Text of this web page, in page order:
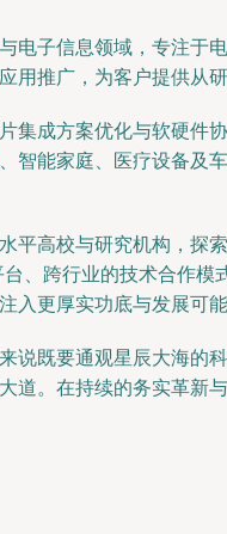
子信息领域，专注于
推广，为客户提供从
成方案优化与软硬件
能家庭、医疗设备及
高校与研究机构，探
、跨行业的技术合作
入更厚实功底与发展可能
既要通观星辰大海的
。在持续的务实革新